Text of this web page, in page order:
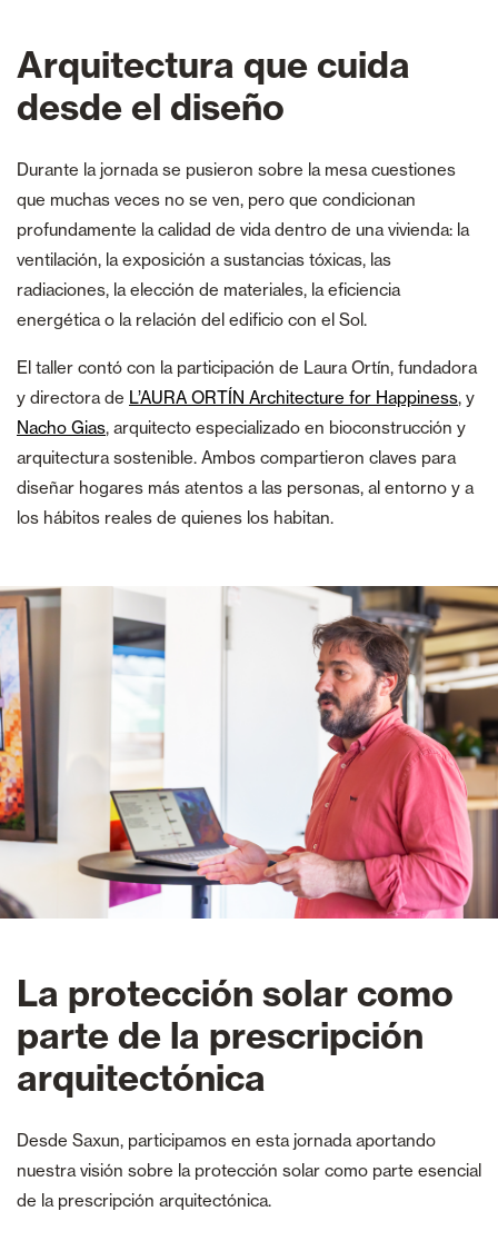
Arquitectura que cuida
desde el diseño
Durante la jornada se pusieron sobre la mesa cuestiones
que muchas veces no se ven, pero que condicionan
profundamente la calidad de vida dentro de una vivienda: la
ventilación, la exposición a sustancias tóxicas, las
radiaciones, la elección de materiales, la eficiencia
energética o la relación del edificio con el Sol.
El taller contó con la participación de Laura Ortín, fundadora
y directora de L’AURA ORTÍN Architecture for Happiness, y
Nacho Gias, arquitecto especializado en bioconstrucción y
arquitectura sostenible. Ambos compartieron claves para
diseñar hogares más atentos a las personas, al entorno y a
los hábitos reales de quienes los habitan.
La protección solar como
parte de la prescripción
arquitectónica
Desde Saxun, participamos en esta jornada aportando
nuestra visión sobre la protección solar como parte esencial
de la prescripción arquitectónica.